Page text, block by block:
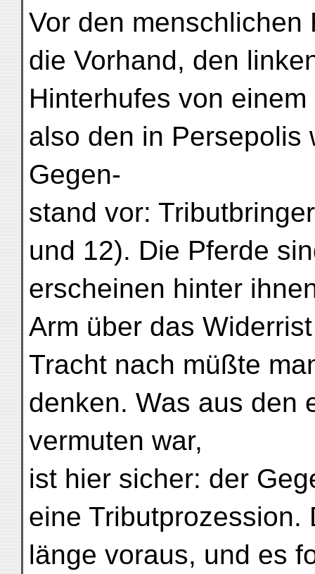
Vor den
die Vorhand, den
Hinterhufes von
also den in Persepolis
Gegen-
stand vor:
und 12). Die Pferde
erscheinen hinter
Arm über das
Tracht nach müßte
denken. Was aus den
vermuten war,
ist hier sicher: der
eine
länge voraus, und es